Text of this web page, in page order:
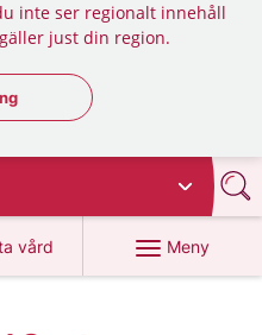
inte ser regionalt innehåll
just din region.
regionsväljaren
vård
1177.se
Meny